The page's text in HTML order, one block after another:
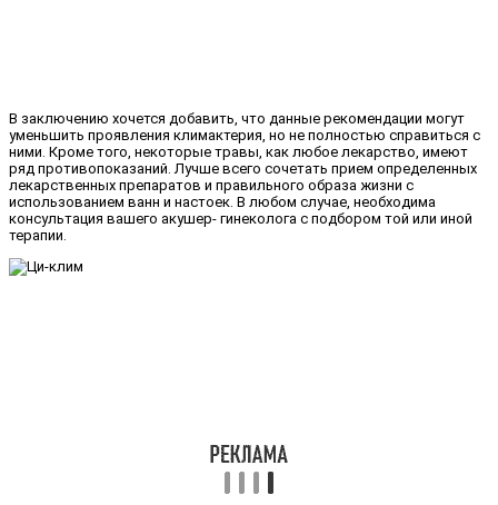
В заключению хочется добавить, что данные рекомендации могут
уменьшить проявления климактерия, но не полностью справиться с
ними. Кроме того, некоторые травы, как любое лекарство, имеют
ряд противопоказаний. Лучше всего сочетать прием определенных
лекарственных препаратов и правильного образа жизни с
использованием ванн и настоек. В любом случае, необходима
консультация вашего акушер- гинеколога с подбором той или иной
терапии.